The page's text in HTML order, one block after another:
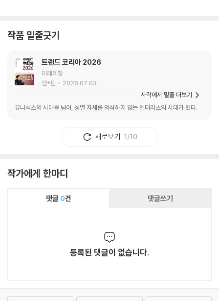
작품 밑줄긋기
트렌드 코리아 2026
미래의창
엔*핀
2026.07.03.
유니섹스의 시대를 넘어, 성별 자체를 의식하지 않는 젠더리스의 시대가 됐다.
사락에서 밑줄 더보기
새로보기 1/10
작가에게 한마디
댓글 0건 댓글쓰기
등록된 댓글이 없습니다.